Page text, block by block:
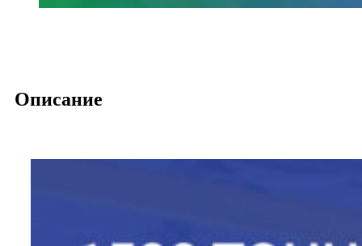
Описание